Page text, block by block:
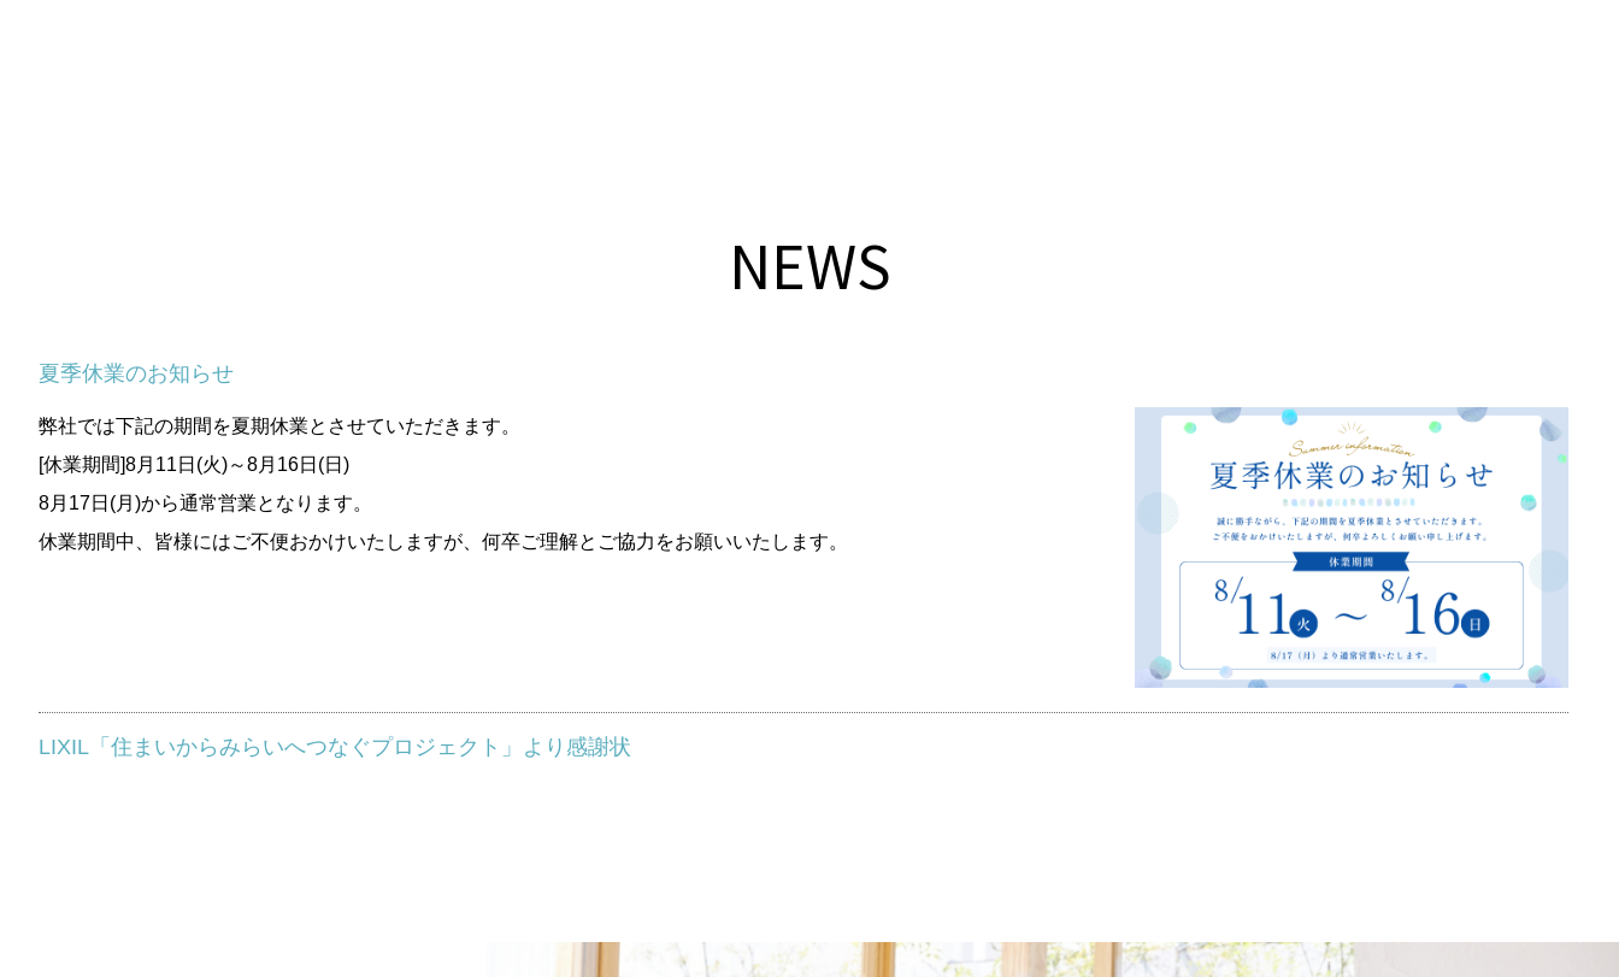
NEWS
夏季休業のお知らせ
弊社では下記の期間を夏期休業とさせていただきます。
[休業期間]8月11日(火)～8月16日(日)
8月17日(月)から通常営業となります。
休業期間中、皆様にはご不便おかけいたしますが、何卒ご理解とご協力をお願いいたします。
LIXIL「住まいからみらいへつなぐプロジェクト」より感謝状